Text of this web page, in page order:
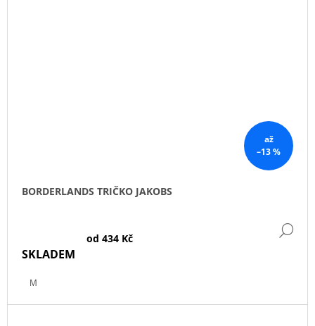
až
–13 %
BORDERLANDS TRIČKO JAKOBS
od434 Kč
SKLADEM
M